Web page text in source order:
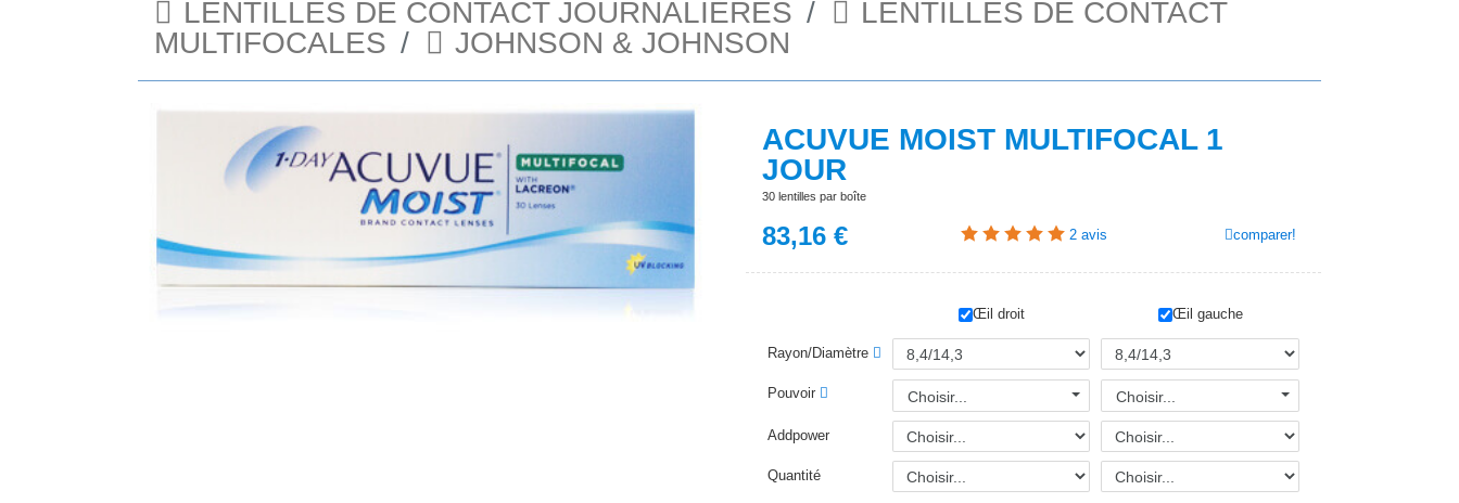
LENTILLES DE CONTACT JOURNALIÈRES
LENTILLES DE CONTACT
MULTIFOCALES
JOHNSON & JOHNSON
ACUVUE MOIST MULTIFOCAL 1
JOUR
30 lentilles par boîte
83,16 € 2avis comparer!
Œil droit Œil gauche
Rayon/Diamètre
Pouvoir Choisir... Choisir...
Addpower
Quantité